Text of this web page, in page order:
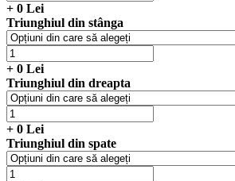
+ 0 Lei
Triunghiul din stânga
+ 0 Lei
Triunghiul din dreapta
+ 0 Lei
Triunghiul din spate